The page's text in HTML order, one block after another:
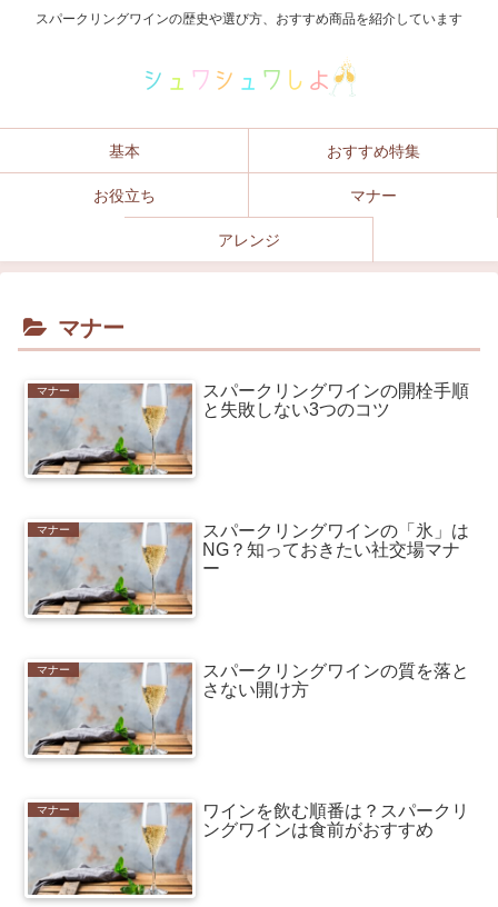
スパークリングワインの歴史や選び方、おすすめ商品を紹介しています
基本 おすすめ特集
お役立ち マナー
アレンジ
マナー
マナー
スパークリングワインの開栓手順
と失敗しない3つのコツ
マナー
スパークリングワインの「氷」は
NG？知っておきたい社交場マナ
ー
マナー
スパークリングワインの質を落と
さない開け方
マナー
ワインを飲む順番は？スパークリ
ングワインは食前がおすすめ